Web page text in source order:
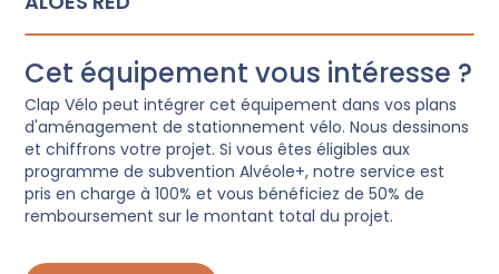
Cet équipement vous intéresse ?
Clap Vélo peut intégrer cet équipement dans vos plans
d'aménagement de stationnement vélo. Nous dessinons
et chiffrons votre projet. Si vous êtes éligibles aux
programme de subvention Alvéole+, notre service est
pris en charge à 100% et vous bénéficiez de 50% de
remboursement sur le montant total du projet.